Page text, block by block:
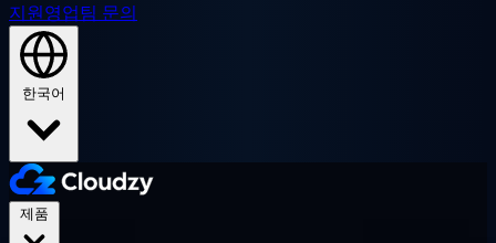
지원영업팀 문의
한국어